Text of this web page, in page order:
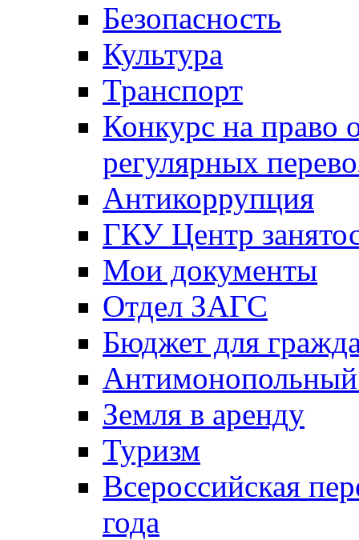
Безопасность
Культура
Транспорт
Конкурс на право
регулярных
Антикоррупция
ГКУ Центр
Мои документы
Отдел ЗАГС
Бюджет для
Антимонопольный
Земля в аренду
Туризм
Всероссийская
года